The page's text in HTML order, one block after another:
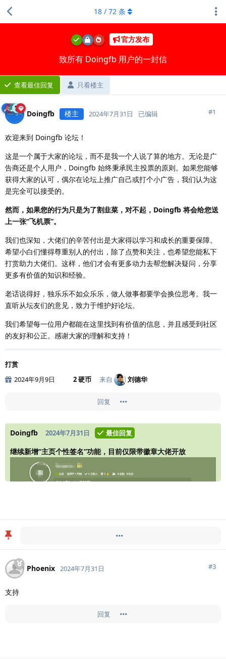
官方发布
致所有 Doingfb 用户的一封信
查看最佳回复 只看楼主
18 / 72 条
Doingfb 楼主 2024年7月31日 已编辑 #1
欢迎来到 Doingfb 论坛！
这是一个属于大家的论坛，而不是我一个人说了算的地方。无论是广
告商还是个人用户，Doingfb 始终秉承民主投票的原则。如果您能够
获得大家的认可，偶尔在论坛上推广自己或打个小广告，我们认为这
是完全可以接受的。
然而，如果您的行为只是为了割韭菜，对不起，Doingfb 将会给您送
上一张“飞机票”。
我们也深知，大佬们的辛苦付出是大家得以学习和成长的重要保障。
希望小白们懂得尊重别人的付出，除了点赞和关注，也希望您能私下
打赏助力大佬们。这样，他们才会有更多动力去帮您解决疑问，分享
更多有价值的知识和经验。
老话说得好，独乐乐不如众乐乐，做人做事都要学会换位思考。我一
直听从坛友们的意见，致力于维护好论坛。
我们希望每一位用户都能在这里找到有价值的信息，并且感受到社区
的友好和公正。感谢大家的理解和支持！
打赏
2024年9月9日
2 硬币 来自 刘德华
回复
Doingfb 2024年7月31日 最佳回复
继续新增“主页个性签名”功能，目前仅限带徽章大佬开放
置顶此帖
Phoenix 2024年7月31日 #3
支持
回复